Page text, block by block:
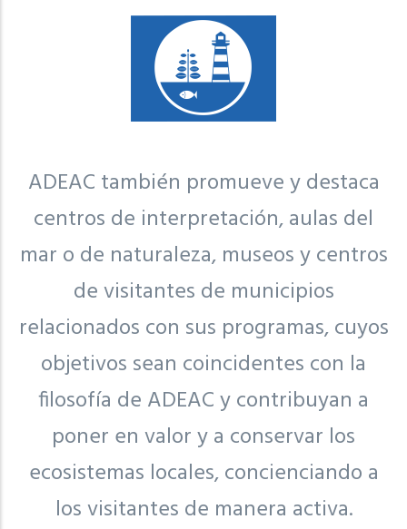
ADEAC también promueve y destaca
centros de interpretación, aulas del
mar o de naturaleza, museos y centros
de visitantes de municipios
relacionados con sus programas, cuyos
objetivos sean coincidentes con la
filosofía de ADEAC y contribuyan a
poner en valor y a conservar los
ecosistemas locales, concienciando a
los visitantes de manera activa.